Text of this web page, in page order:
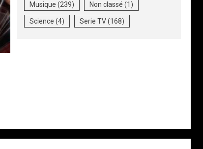
Musique (239) Non classé (1)
Science (4) Serie TV(168)